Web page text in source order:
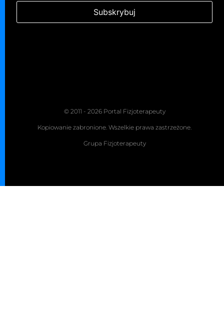
© 2011 - 2026 Portal Fizjoterapeuty
Kopiowanie zabronione. Wszelkie prawa zastrzeżone.
Grupa Fizjoterapeuty